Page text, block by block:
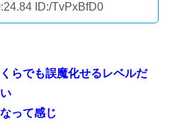
ID:/TvPxBfD0
らでも誤魔化せるレベルだ
って感じ